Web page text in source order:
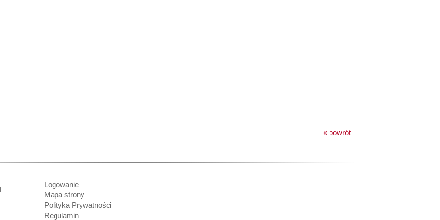
« powrót
Logowanie
Mapa strony
Polityka Prywatności
Regulamin